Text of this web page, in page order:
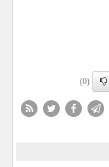
(0)